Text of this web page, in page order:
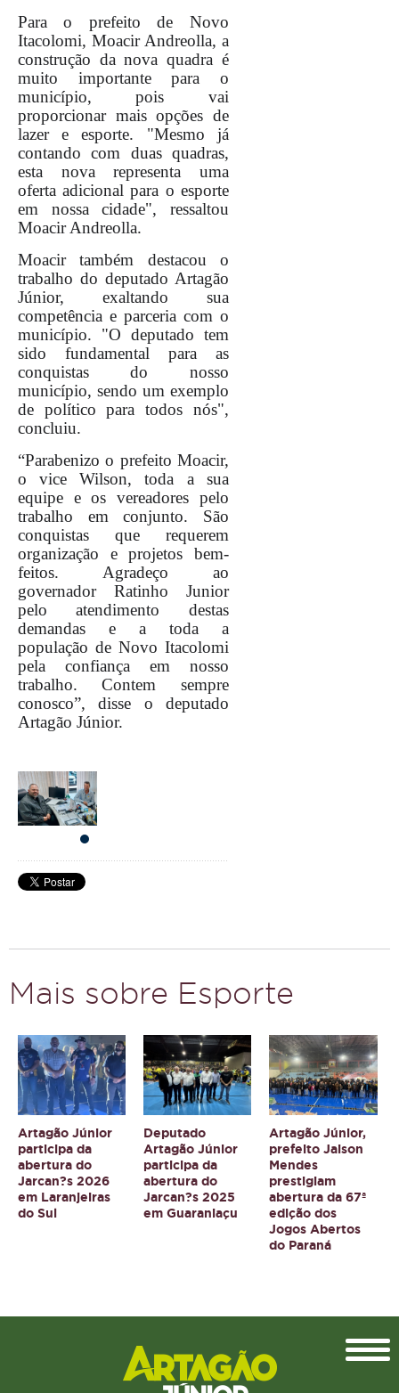
Para o prefeito de Novo
Itacolomi, Moacir Andreolla, a
construção da nova quadra é
muito importante para o
município, pois vai
proporcionar mais opções de
lazer e esporte. "Mesmo já
contando com duas quadras,
esta nova representa uma
oferta adicional para o esporte
em nossa cidade", ressaltou
Moacir Andreolla.
Moacir também destacou o
trabalho do deputado Artagão
Júnior, exaltando sua
competência e parceria com o
município. "O deputado tem
sido fundamental para as
conquistas do nosso
município, sendo um exemplo
de político para todos nós",
concluiu.
“Parabenizo o prefeito Moacir,
o vice Wilson, toda a sua
equipe e os vereadores pelo
trabalho em conjunto. São
conquistas que requerem
organização e projetos bem-
feitos. Agradeço ao
governador Ratinho Junior
pelo atendimento destas
demandas e a toda a
população de Novo Itacolomi
pela confiança em nosso
trabalho. Contem sempre
conosco”, disse o deputado
Artagão Júnior.
Mais sobre Esporte
Artagão Júnior
participa da
abertura do
Jarcan?s 2026
em Laranjeiras
do Sul
Deputado
Artagão Júnior
participa da
abertura do
Jarcan?s 2025
em Guaraniaçu
Artagão Júnior,
prefeito Jaison
Mendes
prestigiam
abertura da 67ª
edição dos
Jogos Abertos
do Paraná